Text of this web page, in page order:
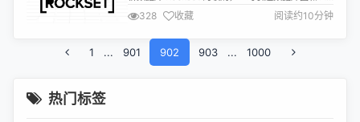
圈热议，很多朋友也来询问 Databend 如何看待这个
事件。这次收购表明了市场对实时数据分析和数据处
理解决方案的高度重视，数据是 AI 发展的核心要
素，拥有强大的数据处理能力将帮助 OpenAI 能够更
好地将数据与 AI 技术进行深度融合。作...
328 收藏 阅读约10分钟
1 ... 901 902 903 ... 1000
热门标签